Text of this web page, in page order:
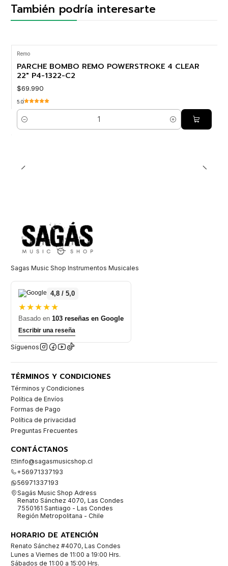
También podría interesarte
Remo
PARCHE BOMBO REMO POWERSTROKE 4 CLEAR
22" P4-1322-C2
$69.990
5.0
Cantidad
Sagas Music Shop Instrumentos Musicales
4,8 / 5,0
★★★★★
Basado en 103 reseñas en Google
Escribir una reseña
Síguenos
TÉRMINOS Y CONDICIONES
Términos y Condiciones
Política de Envíos
Formas de Pago
Política de privacidad
Preguntas Frecuentes
CONTÁCTANOS
info@sagasmusicshop.cl
+56971337193
56971337193
Sagás Music Shop Adress
Renato Sánchez 4070, Las Condes
7550161 Santiago - Las Condes
Región Metropolitana - Chile
HORARIO DE ATENCIÓN
Renato Sánchez #4070, Las Condes
Lunes a Viernes de 11:00 a 19:00 Hrs.
Sábados de 11:00 a 15:00 Hrs.